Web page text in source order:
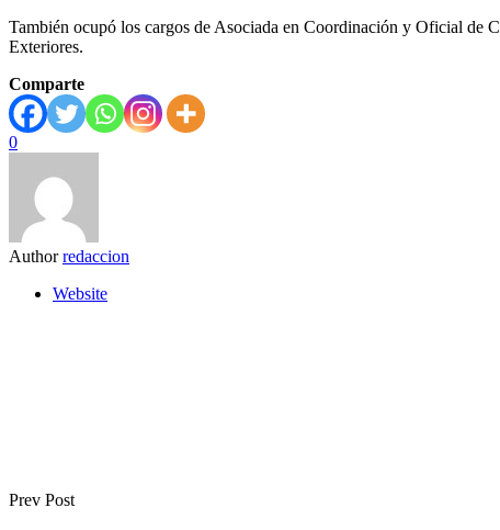
También ocupó los cargos de Asociada en Coordinación y Oficial de
Exteriores.
Comparte
0
Author redaccion
Website
Prev Post